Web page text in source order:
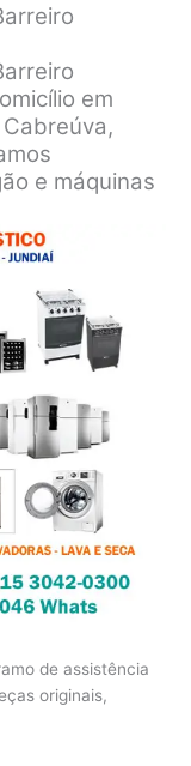
em
e máquinas
de assistência
originais,